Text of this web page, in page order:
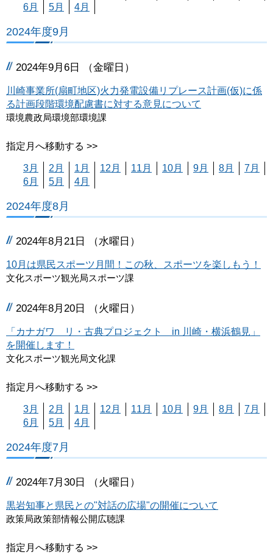
6月
5月 4月
2024年度9月
2024年9月6日 （金曜日）
川崎事業所(扇町地区)火力発電設備リプレース計画(仮)に係
る計画段階環境配慮書に対する意見について
環境農政局環境部環境課
指定月へ移動する >>
3月 2月 1月 12月 11月 10月 9月 8月
7月
6月
5月 4月
2024年度8月
2024年8月21日 （水曜日）
10月は県民スポーツ月間！この秋、スポーツを楽しもう！
文化スポーツ観光局スポーツ課
2024年8月20日 （火曜日）
「カナガワ リ・古典プロジェクト in 川崎・横浜鶴見」
を開催します！
文化スポーツ観光局文化課
指定月へ移動する >>
3月 2月 1月 12月 11月 10月 9月 8月
7月
6月
5月 4月
2024年度7月
2024年7月30日 （火曜日）
黒岩知事と県民との"対話の広場"の開催について
政策局政策部情報公開広聴課
指定月へ移動する >>